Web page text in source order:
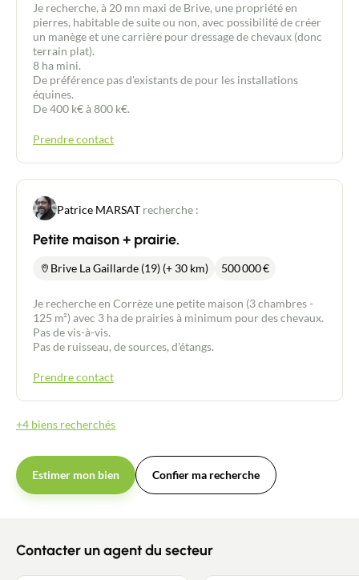
Je recherche, à 20 mn maxi de Brive, une propriété en
pierres, habitable de suite ou non, avec possibilité de créer
un manège et une carrière pour dressage de chevaux (donc
terrain plat).
8 ha mini.
De préférence pas d'existants de pour les installations
équines.
De 400 k€ à 800 k€.
Prendre contact
Patrice MARSAT recherche :
Petite maison + prairie.
Brive La Gaillarde (19) (+ 30 km) 500 000€
Je recherche en Corrèze une petite maison (3 chambres -
125 m²) avec 3 ha de prairies à minimum pour des chevaux.
Pas de vis-à-vis.
Pas de ruisseau, de sources, d'étangs.
Prendre contact
+4 biens recherchés
Estimer mon bien Confier ma recherche
Contacter un agent du secteur